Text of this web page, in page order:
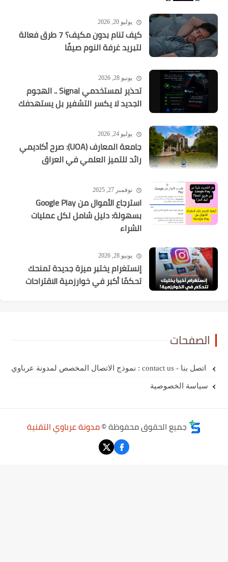
يوليو 20, 2026
كيف تنام بدون مكيف؟ 7 طرق فعالة
لتبريد غرفة النوم صيفًا
يونيو 28, 2026
تحذير لمستخدمي Signal .. الهجوم
الجديد لا يكسر التشفير بل يستهدفك
يوليو 24, 2026
جامعة المعارف (UOA): صرح أكاديمي
رائد للتميز العلمي في العراق
نوفمبر 27, 2025
استرجاع الأموال من Google Play
بسهولة: دليل شامل لكل عمليات
الشراء
يونيو 28, 2026
إنستغرام يختبر ميزة جديدة تمنحك
تحكمًا أكبر في خوارزمية الاقتراحات
الصفحات
اتصل بنا - contact us : نموذج الاتصال المخصص لمدونة عرباوي
سياسة الخصوصية
جميع الحقوق محفوظة ©مدونة عرباوي التقنية